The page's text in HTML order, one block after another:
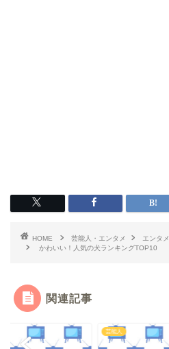
HOME 芸能人・エンタメ
エンタメ
かわいい！人気の犬ランキングTOP10
関連記事
芸能人